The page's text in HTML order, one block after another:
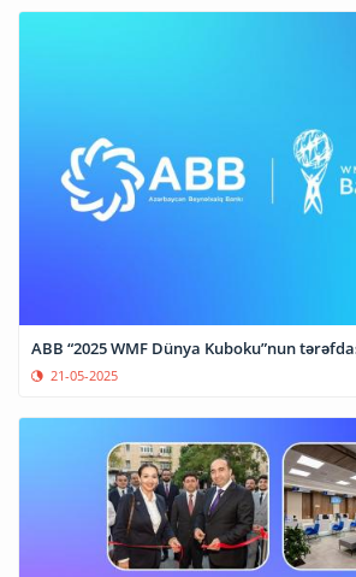
ABB “2025 WMF Dünya
21-05-2025